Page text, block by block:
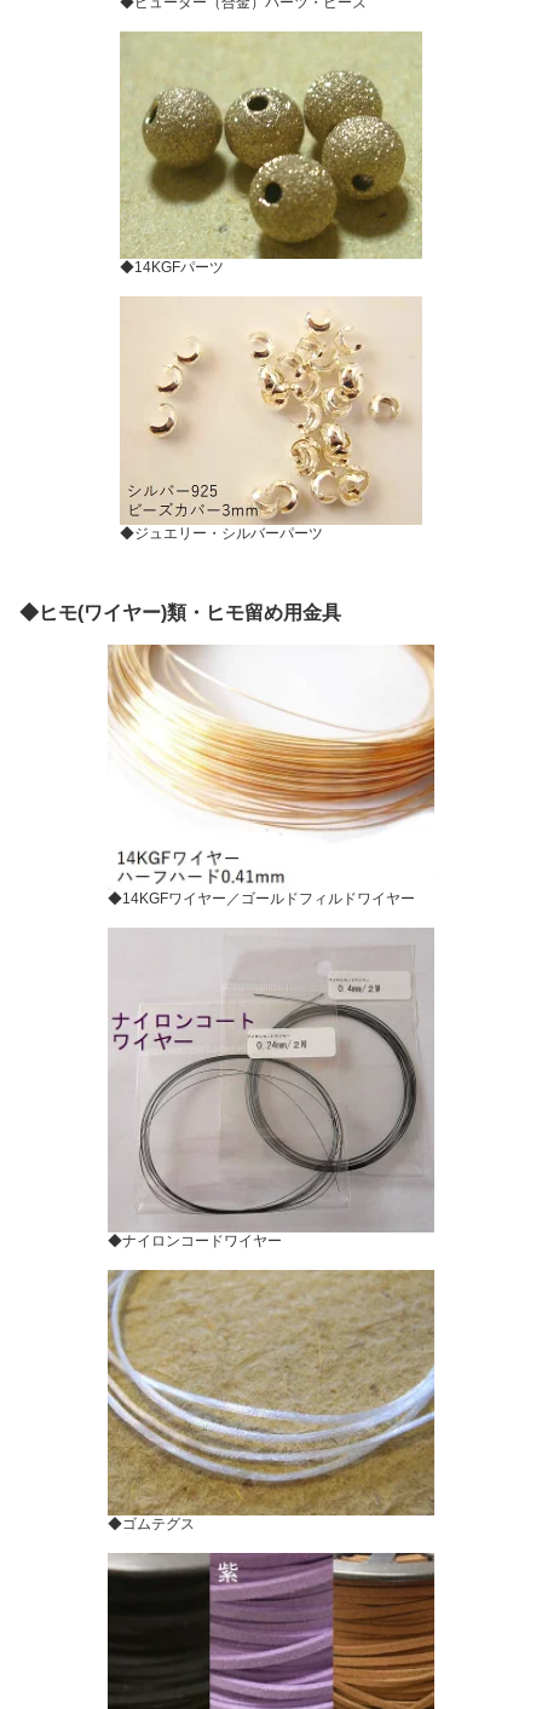
◆14KGFパーツ
◆ジュエリー・シルバーパーツ
◆ヒモ(ワイヤー)類・ヒモ留め用金具
◆14KGFワイヤー／ゴールドフィルドワイヤー
◆ナイロンコードワイヤー
◆ゴムテグス